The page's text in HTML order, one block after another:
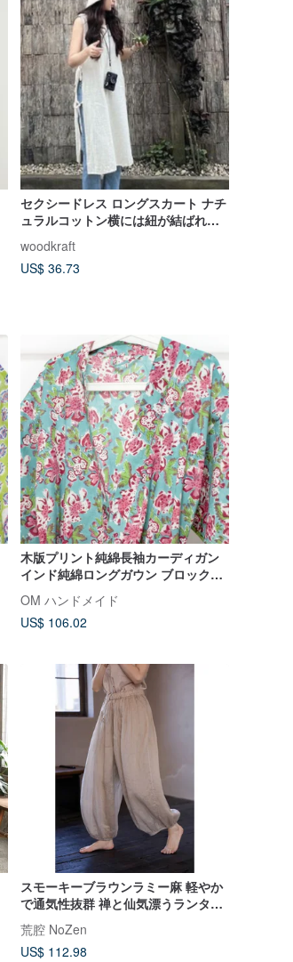
セクシードレス ロングスカート ナチ
ュラルコットン横には紐が結ばれて
woodkraft
US$ 36.73
木版プリント純綿長袖カーディガン
インド純綿ロングガウン ブロックプ
リントガウン - 花柄
OM ハンドメイド
US$ 106.02
スモーキーブラウンラミー麻 軽やか
で通気性抜群 禅と仙気漂うランタン
パンツ ウエストゴム ロング丈 カジ
ュアル ゆったり レトロ
荒腔 NoZen
US$ 112.98